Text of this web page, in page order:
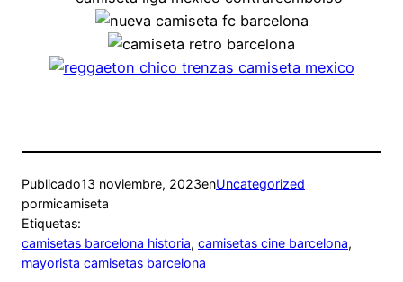
Publicado13 noviembre, 2023enUncategorized
pormicamiseta
Etiquetas:
camisetas barcelona historia, camisetas cine barcelona
mayorista camisetas barcelona